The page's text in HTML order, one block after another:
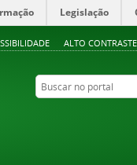
ALTO CONTRASTE
Legislação
Buscar no portal